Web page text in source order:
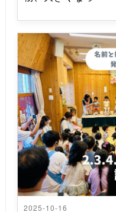
2025-10-16